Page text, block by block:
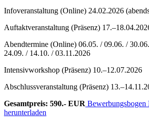
Infoveranstaltung (Online) 24.02.2026
Auftaktveranstaltung (Präsenz)
Abendtermine (Online) 06.05. / 09.06. /
24.09. / 14.10. / 03.11.2026
Intensivworkshop (Präsenz) 10.–12.07.2026
Abschlussveranstaltung (Präsenz)
Gesamtpreis: 590.- EUR Bewerbungsbogen
herunterladen